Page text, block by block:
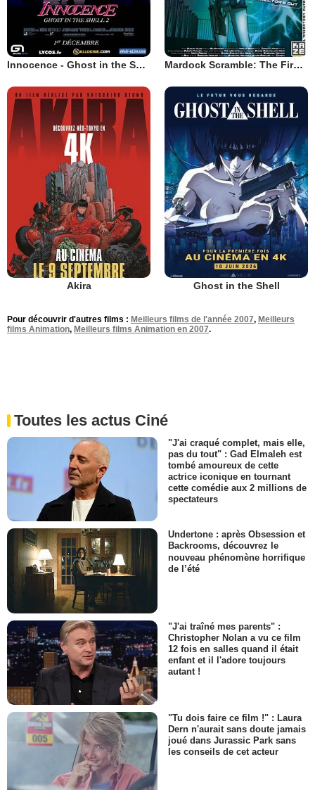
Innocence - Ghost in the Shell 2 Mardock Scramble: The First Compression
Akira Ghost in the Shell
Pour découvrir d'autres films : Meilleurs films de l'année 2007, Meilleurs
films Animation, Meilleurs films Animation en 2007.
Toutes les actus Ciné
"J'ai craqué complet, mais elle,
pas du tout" : Gad Elmaleh est
tombé amoureux de cette
actrice iconique en tournant
cette comédie aux 2 millions de
spectateurs
Undertone : après Obsession et
Backrooms, découvrez le
nouveau phénomène horrifique
de l’été
"J'ai traîné mes parents" :
Christopher Nolan a vu ce film
12 fois en salles quand il était
enfant et il l'adore toujours
autant !
"Tu dois faire ce film !" : Laura
Dern n'aurait sans doute jamais
joué dans Jurassic Park sans
les conseils de cet acteur